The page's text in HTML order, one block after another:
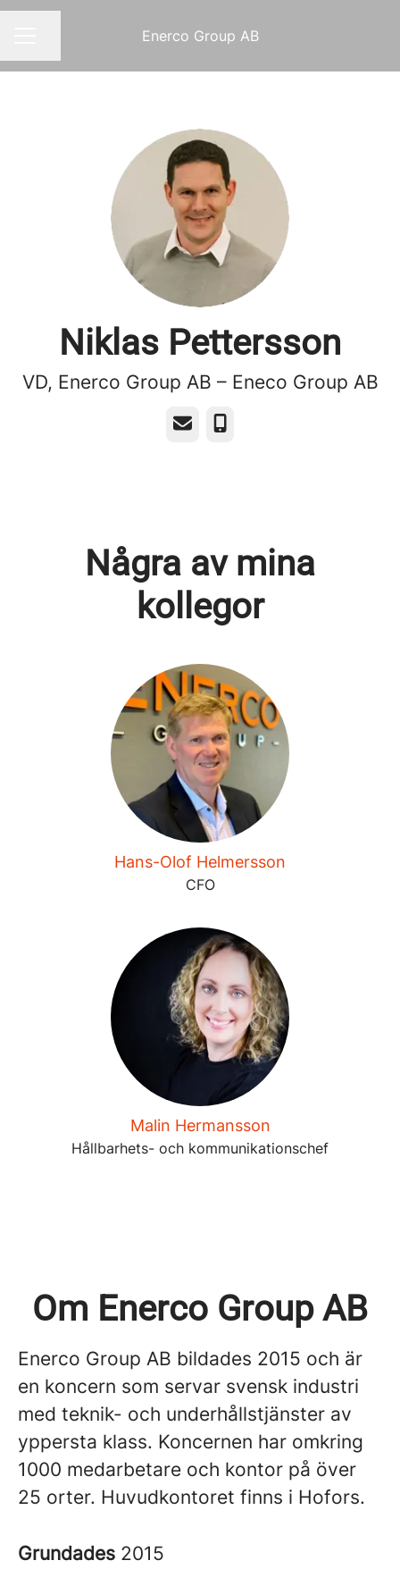
Enerco Group AB
Niklas Pettersson
VD, Enerco Group AB – Eneco Group AB
E-postTelefon
Några av mina
kollegor
Hans-Olof Helmersson
CFO
Malin Hermansson
Hållbarhets- och kommunikationschef
Om Enerco Group AB
Enerco Group AB bildades 2015 och är
en koncern som servar svensk industri
med teknik- och underhållstjänster av
yppersta klass. Koncernen har omkring
1000 medarbetare och kontor på över
25 orter. Huvudkontoret finns i Hofors.
Grundades 2015